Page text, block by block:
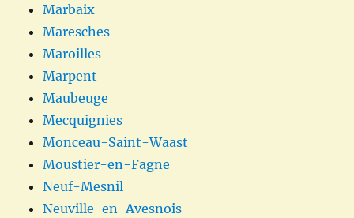
Marbaix
Maresches
Maroilles
Marpent
Maubeuge
Mecquignies
Monceau-Saint-Waast
Moustier-en-Fagne
Neuf-Mesnil
Neuville-en-Avesnois